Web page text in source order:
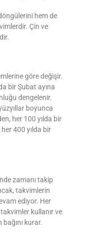
hem de
Çin ve
göre değişir.
bir Şubat ayına
dengelenir.
boyunca
her 100 yılda bir
her 400 yılda bir
zamanı takip
takvimlerin
ediyor. Her
kullanır ve
kurar.